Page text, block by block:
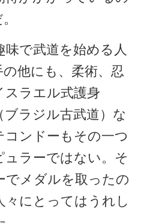
で武道を始める人
他にも、柔術、忍
スラエル式護身
ラジル古武道）な
コンドーもその一つ
ラーではない。そ
でメダルを取ったの
にとってはうれし